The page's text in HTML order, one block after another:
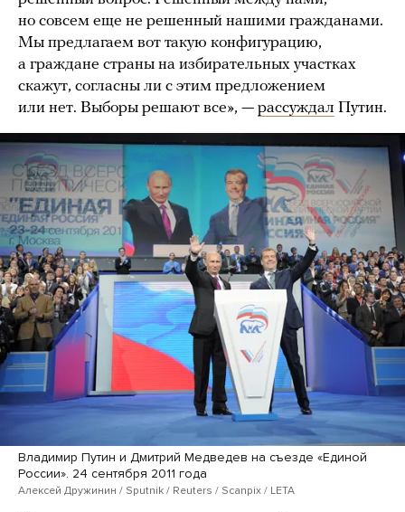
но совсем еще не решенный нашими гражданами.
Мы предлагаем вот такую конфигурацию,
а граждане страны на избирательных участках
скажут, согласны ли с этим предложением
или нет. Выборы решают все», — рассуждал Путин.
Владимир Путин и Дмитрий Медведев на съезде «Единой
России». 24 сентября 2011 года
Алексей Дружинин / Sputnik / Reuters / Scanpix / LETA